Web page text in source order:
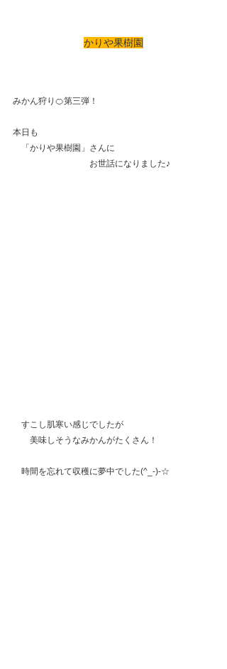
かりや果樹園
みかん狩り🍊第三弾！
本日も
「かりや果樹園」さんに
お世話になりました♪
すこし肌寒い感じでしたが
美味しそうなみかんがたくさん！
時間を忘れて収穫に夢中でした(^_-)-☆